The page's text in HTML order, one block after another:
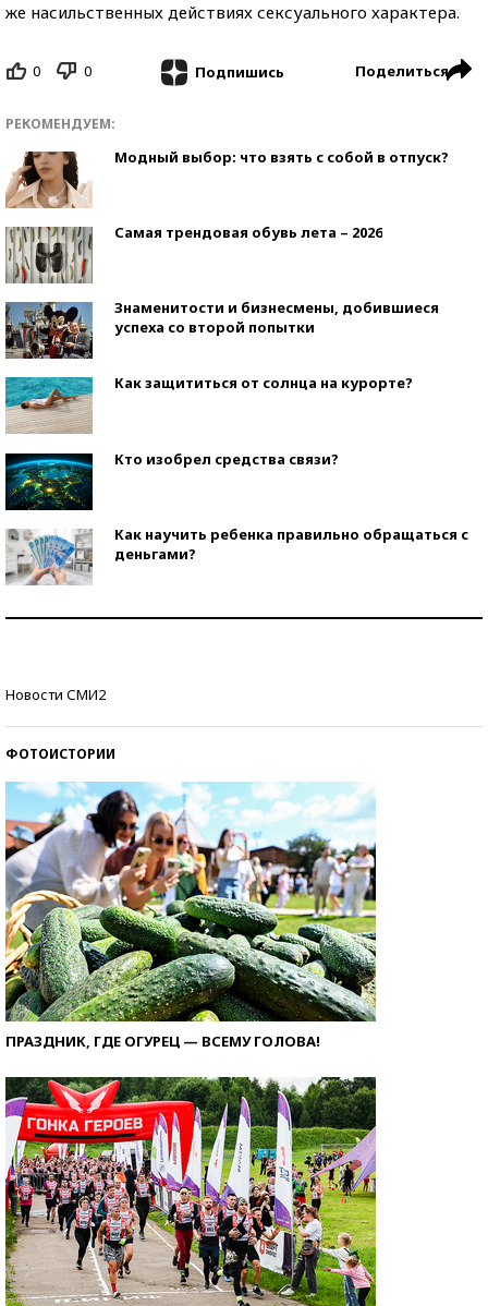
же насильственных действиях сексуального характера.
0 0 Подпишись Поделиться
РЕКОМЕНДУЕМ:
Модный выбор: что взять с собой в отпуск?
Самая трендовая обувь лета – 2026
Знаменитости и бизнесмены, добившиеся
успеха со второй попытки
Как защититься от солнца на курорте?
Кто изобрел средства связи?
Как научить ребенка правильно обращаться с
деньгами?
Новости СМИ2
ФОТОИСТОРИИ
ПРАЗДНИК, ГДЕ ОГУРЕЦ — ВСЕМУ ГОЛОВА!